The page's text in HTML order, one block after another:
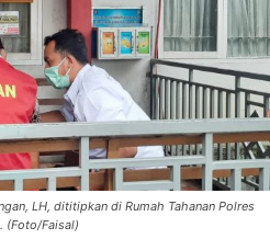
LH, dititipkan di Rumah Tahanan Polres
(Foto/Faisal)